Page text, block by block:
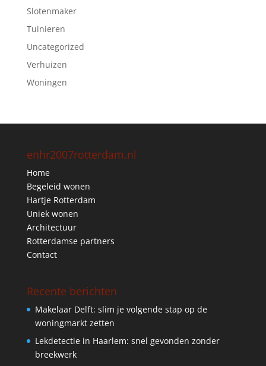
Slotenmaker
Tuinieren
Uncategorized
Verhuizen
Woningen
enhr2007rotterdam.nl
Home
Begeleid wonen
Hartje Rotterdam
Uniek wonen
Architectuur
Rotterdamse partners
Contact
Recente berichten
Makelaar Delft: slim je volgende stap op de
woningmarkt zetten
Lekdetectie in Haarlem: snel gevonden zonder
breekwerk